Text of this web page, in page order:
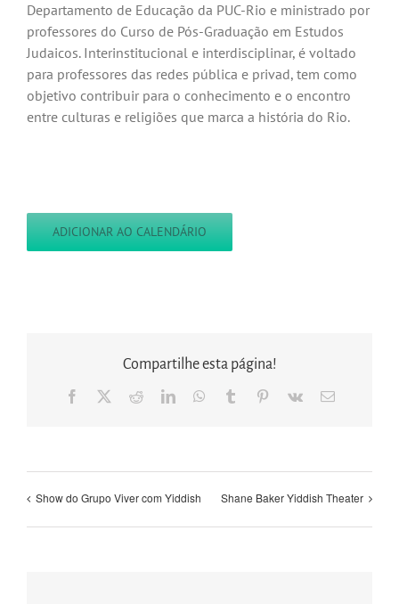
Departamento de Educação da PUC-Rio e ministrado por
professores do Curso de Pós-Graduação em Estudos
Judaicos. Interinstitucional e interdisciplinar, é voltado
para professores das redes pública e privad, tem como
objetivo contribuir para o conhecimento e o encontro
entre culturas e religiões que marca a história do Rio.
ADICIONAR AO CALENDÁRIO
Compartilhe esta página!
Facebook RedditLinkedInWhatsApp
Tumblr Pinterest
Vk
E-
Show do Grupo Viver com Yiddish Shane Baker Yiddish Theater